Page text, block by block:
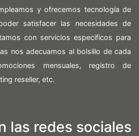
y ofrecemos tecnología de
satisfacer las necesidades de
con servicios especificos para
nos adecuamos al bolsillo de cada
mensuales, registro de
reseller, etc.
las redes sociales